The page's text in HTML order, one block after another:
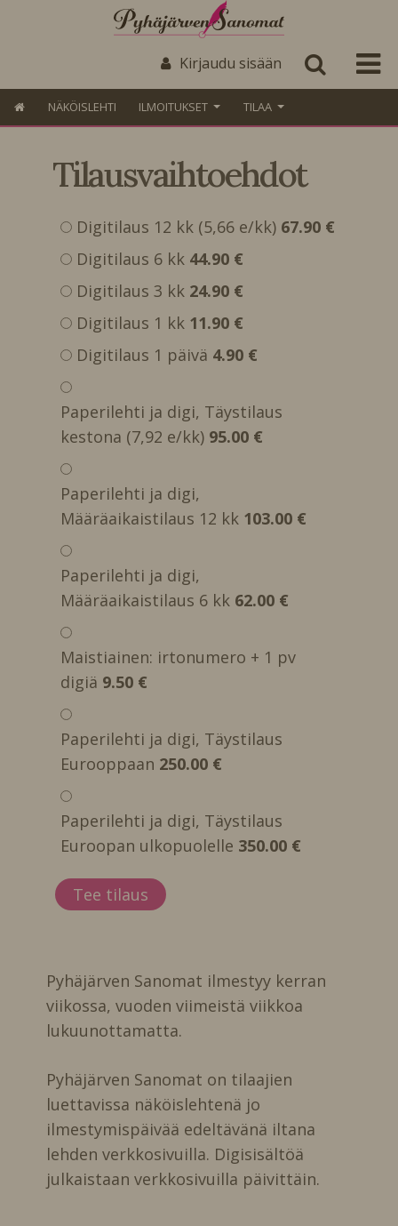
Kirjaudu sisään
NÄKÖISLEHTI ILMOITUKSET TILAA
Tilausvaihtoehdot
Digitilaus 12 kk (5,66 e/kk) 67.90 €
Digitilaus 6 kk 44.90 €
Digitilaus 3 kk 24.90 €
Digitilaus 1 kk 11.90 €
Digitilaus 1 päivä 4.90 €
Paperilehti ja digi, Täystilaus
kestona (7,92 e/kk) 95.00 €
Paperilehti ja digi,
Määräaikaistilaus 12 kk 103.00 €
Paperilehti ja digi,
Määräaikaistilaus 6 kk 62.00 €
Maistiainen: irtonumero + 1 pv
digiä 9.50 €
Paperilehti ja digi, Täystilaus
Eurooppaan 250.00 €
Paperilehti ja digi, Täystilaus
Euroopan ulkopuolelle 350.00 €
Pyhäjärven Sanomat ilmestyy kerran
viikossa, vuoden viimeistä viikkoa
lukuunottamatta.
Pyhäjärven Sanomat on tilaajien
luettavissa näköislehtenä jo
ilmestymispäivää edeltävänä iltana
lehden verkkosivuilla. Digisisältöä
julkaistaan verkkosivuilla päivittäin.